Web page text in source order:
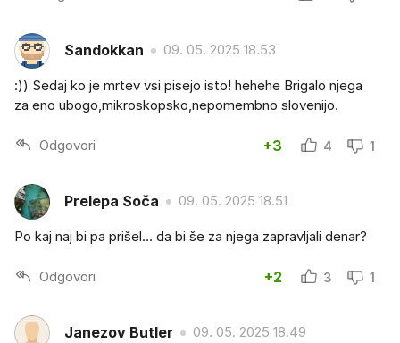
Sandokkan 09. 05. 2025 18.53
:)) Sedaj ko je mrtev vsi pisejo isto! hehehe Brigalo njega
za eno ubogo,mikroskopsko,nepomembno slovenijo.
Odgovori +3 4 1
Prelepa Soča 09. 05. 2025 18.51
Po kaj naj bi pa prišel... da bi še za njega zapravljali denar?
Odgovori +2 3 1
Janezov Butler 09. 05. 2025 18.49